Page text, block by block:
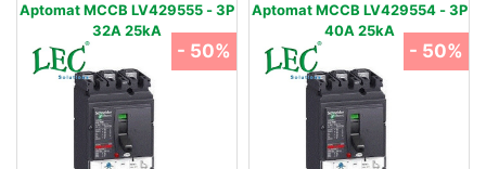
Aptomat MCCB LV429555 - 3P
32A 25kA
- 50%
Aptomat MCCB LV429554 - 3P
40A 25kA
- 50%